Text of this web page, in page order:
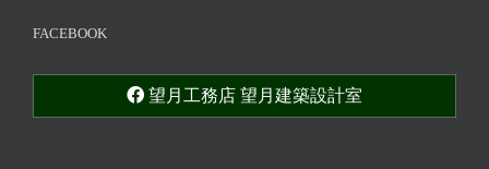
FACEBOOK
望月工務店 望月建築設計室